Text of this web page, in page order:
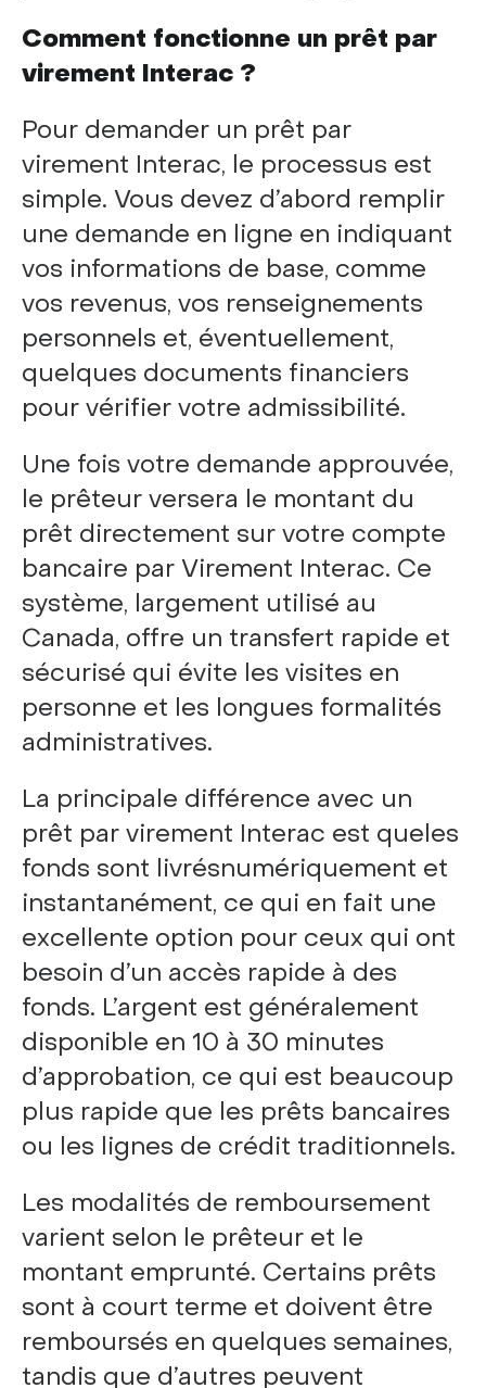
Comment fonctionne un prêt par
virement Interac ?
Pour demander un prêt par
virement Interac, le processus est
simple. Vous devez d’abord remplir
une demande en ligne en indiquant
vos informations de base, comme
vos revenus, vos renseignements
personnels et, éventuellement,
quelques documents financiers
pour vérifier votre admissibilité.
Une fois votre demande approuvée,
le prêteur versera le montant du
prêt directement sur votre compte
bancaire par Virement Interac. Ce
système, largement utilisé au
Canada, offre un transfert rapide et
sécurisé qui évite les visites en
personne et les longues formalités
administratives.
La principale différence avec un
prêt par virement Interac est queles
fonds sont livrésnumériquement et
instantanément, ce qui en fait une
excellente option pour ceux qui ont
besoin d’un accès rapide à des
fonds. L’argent est généralement
disponible en 10 à 30 minutes
d’approbation, ce qui est beaucoup
plus rapide que les prêts bancaires
ou les lignes de crédit traditionnels.
Les modalités de remboursement
varient selon le prêteur et le
montant emprunté. Certains prêts
sont à court terme et doivent être
remboursés en quelques semaines,
tandis que d’autres peuvent